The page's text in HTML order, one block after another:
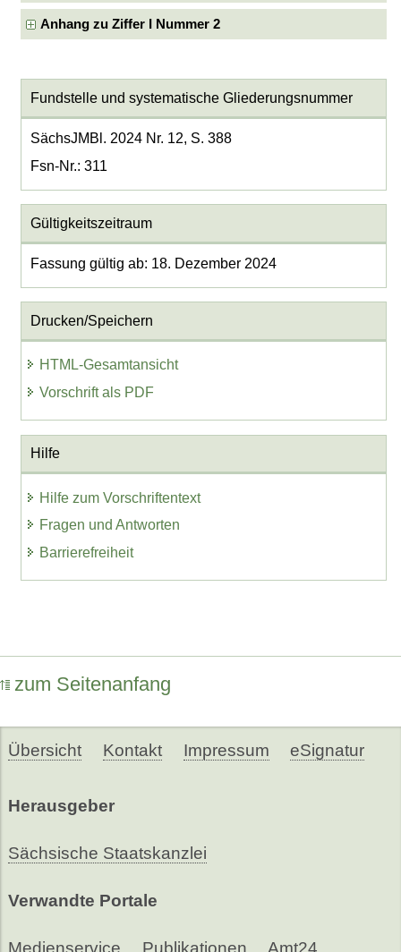
Anhang zu Ziffer I Nummer 2
Fundstelle und systematische Gliederungsnummer
SächsJMBl. 2024 Nr. 12, S. 388
Fsn-Nr.: 311
Gültigkeitszeitraum
Fassung gültig ab: 18. Dezember 2024
Drucken/Speichern
HTML-Gesamtansicht
Vorschrift als PDF
Hilfe
Hilfe zum Vorschriftentext
Fragen und Antworten
Barrierefreiheit
zum Seitenanfang
Übersicht Kontakt Impressum eSignatur
Herausgeber
Sächsische Staatskanzlei
Verwandte Portale
Medienservice Publikationen Amt24